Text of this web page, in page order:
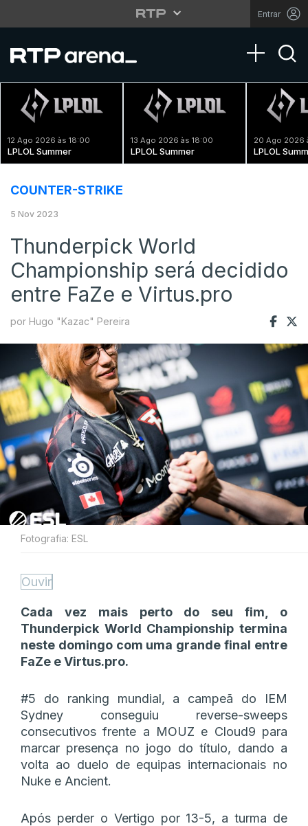
Entrar
Toggle
12 Ago 2026 às 18:00
LPLOL Summer
13 Ago 2026 às 18:00
LPLOL Summer
20 Ago 2026
LPLOL
COUNTER-STRIKE
5 Nov 2023
Thunderpick World
Championship será decidido
entre FaZe e Virtus.pro
por Hugo "Kazac" Pereira
Fotografia: ESL
Ouvir
Cada vez mais perto do seu fim, o
Thunderpick World Championship termina
neste domingo com uma grande final entre
FaZe e Virtus.pro.
#5 do ranking mundial, a campeã do IEM
Sydney conseguiu reverse-sweeps
consecutivos frente a MOUZ e Cloud9 para
marcar presença no jogo do título, dando a
volta ao duelo de equipas internacionais no
Nuke e Ancient.
Após perder o Vertigo por 13-5, a turma de